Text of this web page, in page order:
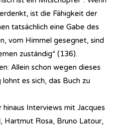
ist die Fähigkeit der
tatsächlich eine Gabe des
vom Himmel gesegnet, sind
zuständig“ (136).
Allein schon wegen dieses
es sich, das Buch zu
Interviews mit Jacques
Hartmut Rosa, Bruno Latour,